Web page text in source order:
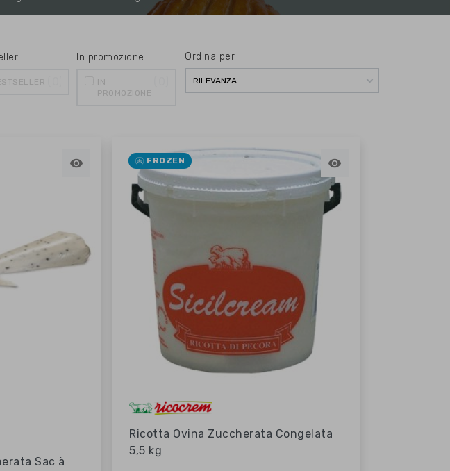
In promozione
IN
PROMOZIONE
Ordina per
RILEVANZA

Sac à
FROZEN 
Ricotta Ovina Zuccherata Congelata
5,5 kg